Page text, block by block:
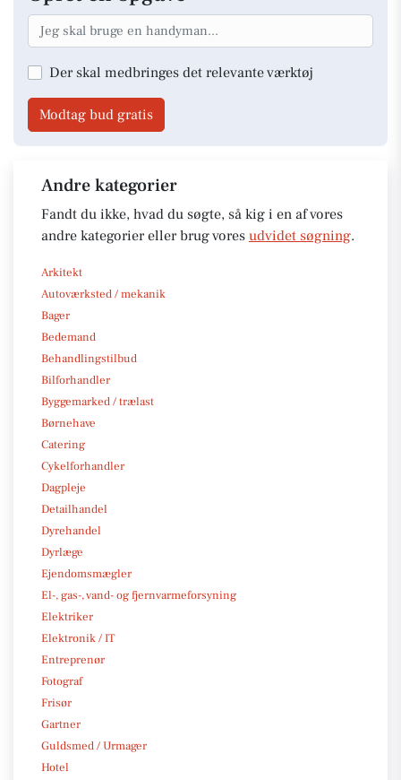
Der skal medbringes det relevante værktøj
Modtag bud gratis
Andre kategorier
Fandt du ikke, hvad du søgte, så kig i en af vores
andre kategorier eller brug vores udvidet søgning.
Arkitekt
Autoværksted / mekanik
Bager
Bedemand
Behandlingstilbud
Bilforhandler
Byggemarked / trælast
Børnehave
Catering
Cykelforhandler
Dagpleje
Detailhandel
Dyrehandel
Dyrlæge
Ejendomsmægler
El-, gas-, vand- og fjernvarmeforsyning
Elektriker
Elektronik / IT
Entreprenør
Fotograf
Frisør
Gartner
Guldsmed / Urmager
Hotel